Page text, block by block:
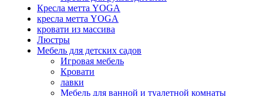
Кресла метта YOGA
кресла метта YOGA
кровати из массива
Люстры
Мебель для детских садов
Игровая мебель
Кровати
лавки
Мебель для ванной и туалетной комнаты